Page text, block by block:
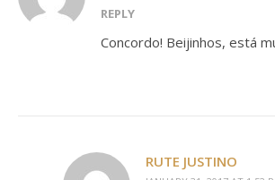
REPLY
Concordo! Beijinhos, está
RUTE JUSTINO